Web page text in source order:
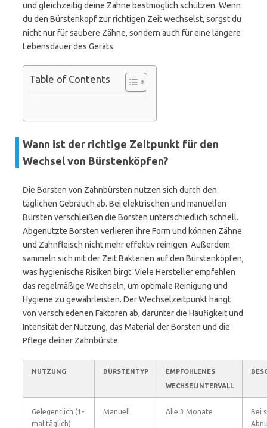
und gleichzeitig deine Zähne bestmöglich schützen. Wenn
du den Bürstenkopf zur richtigen Zeit wechselst, sorgst du
nicht nur für saubere Zähne, sondern auch für eine längere
Lebensdauer des Geräts.
Table of Contents
Wann ist der richtige Zeitpunkt für den
Wechsel von Bürstenköpfen?
Die Borsten von Zahnbürsten nutzen sich durch den
täglichen Gebrauch ab. Bei elektrischen und manuellen
Bürsten verschleißen die Borsten unterschiedlich schnell.
Abgenutzte Borsten verlieren ihre Form und können Zähne
und Zahnfleisch nicht mehr effektiv reinigen. Außerdem
sammeln sich mit der Zeit Bakterien auf den Bürstenköpfen,
was hygienische Risiken birgt. Viele Hersteller empfehlen
das regelmäßige Wechseln, um optimale Reinigung und
Hygiene zu gewährleisten. Der Wechselzeitpunkt hängt
von verschiedenen Faktoren ab, darunter die Häufigkeit und
Intensität der Nutzung, das Material der Borsten und die
Pflege deiner Zahnbürste.
NUTZUNG BÜRSTENTYP
EMPFOHLENES
WECHSELINTERVALL
Gelegentlich (1-
mal täglich)
Manuell Alle 3 Monate
Bei